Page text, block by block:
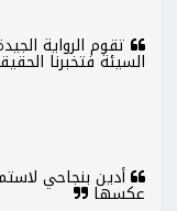
تقوم الرواية
السيئة فتخبرنا
أدين بنجاحي
عكسها